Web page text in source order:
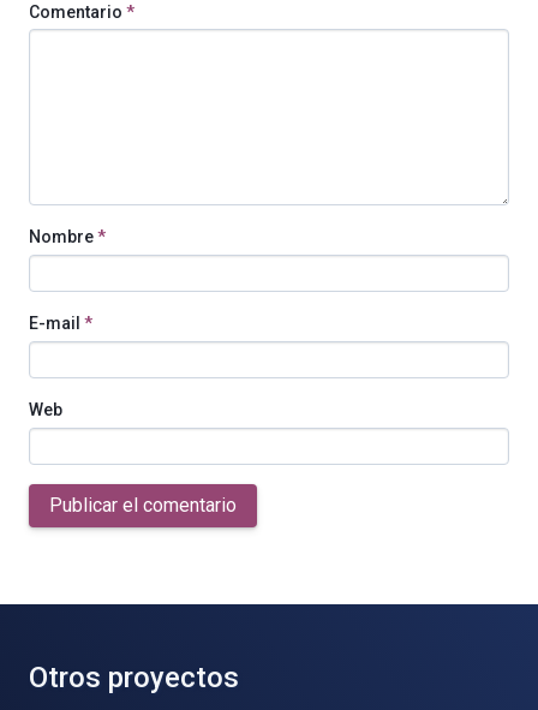
Comentario *
Nombre*
E-mail *
Web
Publicar el comentario
Otros proyectos